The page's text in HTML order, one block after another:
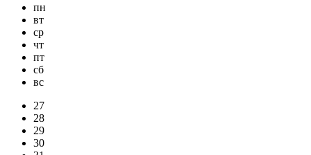
пн
вт
ср
чт
пт
сб
вс
27
28
29
30